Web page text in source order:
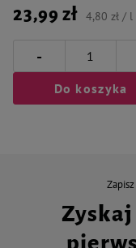
23,99 zł 4,80 zł / l
-
Do koszyka